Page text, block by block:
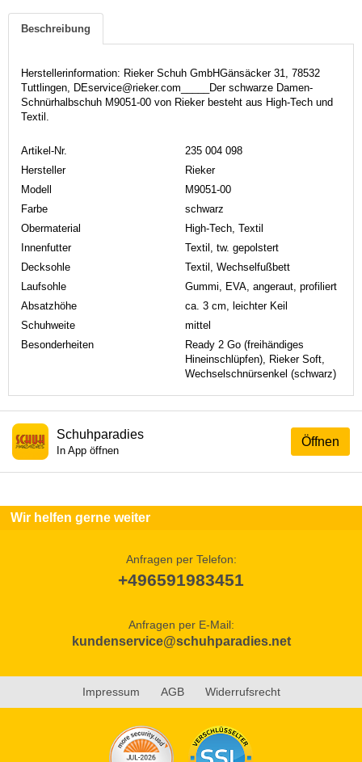
Beschreibung
Herstellerinformation: Rieker Schuh GmbHGänsäcker 31, 78532
Tuttlingen, DEservice@rieker.com_____Der schwarze Damen-
Schnürhalbschuh M9051-00 von Rieker besteht aus High-Tech und
Textil.
Artikel-Nr.
235 004 098
Hersteller
Rieker
Modell
M9051-00
Farbe
schwarz
Obermaterial
High-Tech, Textil
Innenfutter
Textil, tw. gepolstert
Decksohle
Textil, Wechselfußbett
Laufsohle
Gummi, EVA, angeraut, profiliert
Absatzhöhe
ca. 3 cm, leichter Keil
Schuhweite
mittel
Besonderheiten
Ready 2 Go (freihändiges
Hineinschlüpfen), Rieker Soft,
Wechselschnürsenkel (schwarz)
Öffnen
Schuhparadies
In App öffnen
Wir helfen gerne weiter
Anfragen per Telefon:
+496591983451
Anfragen per E-Mail:
kundenservice@schuhparadies.net
Impressum AGB Widerrufsrecht